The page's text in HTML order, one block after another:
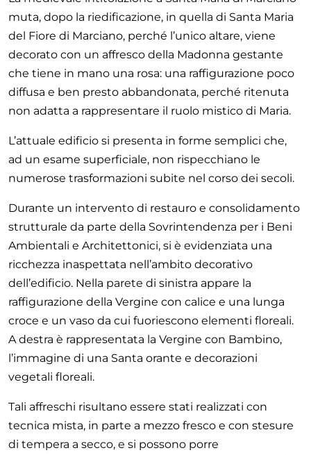
muta, dopo la riedificazione, in quella di Santa Maria
del Fiore di Marciano, perché l’unico altare, viene
decorato con un affresco della Madonna gestante
che tiene in mano una rosa: una raffigurazione poco
diffusa e ben presto abbandonata, perché ritenuta
non adatta a rappresentare il ruolo mistico di Maria.
L’attuale edificio si presenta in forme semplici che,
ad un esame superficiale, non rispecchiano le
numerose trasformazioni subite nel corso dei secoli.
Durante un intervento di restauro e consolidamento
strutturale da parte della Sovrintendenza per i Beni
Ambientali e Architettonici, si è evidenziata una
ricchezza inaspettata nell’ambito decorativo
dell’edificio. Nella parete di sinistra appare la
raffigurazione della Vergine con calice e una lunga
croce e un vaso da cui fuoriescono elementi floreali.
A destra è rappresentata la Vergine con Bambino,
l’immagine di una Santa orante e decorazioni
vegetali floreali.
Tali affreschi risultano essere stati realizzati con
tecnica mista, in parte a mezzo fresco e con stesure
di tempera a secco, e si possono porre